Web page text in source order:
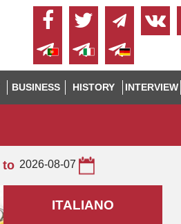
BUSINESS HISTORY INTERVIEW
to 2026-08-07
ITALIANO